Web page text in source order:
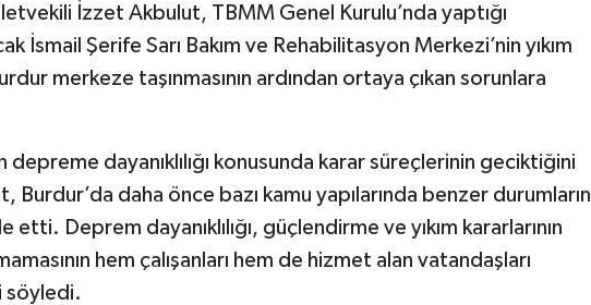
İzzet Akbulut, TBMM Genel Kurulu’nda yaptığı
İsmail Şerife Sarı Bakım ve Rehabilitasyon Merkezi’nin yıkım
merkeze taşınmasının ardından ortaya çıkan sorunlara
depreme dayanıklılığı konusunda karar süreçlerinin geciktiğini
Burdur’da daha önce bazı kamu yapılarında benzer durumların
etti. Deprem dayanıklılığı, güçlendirme ve yıkım kararlarının
hem çalışanları hem de hizmet alan vatandaşları
söyledi.